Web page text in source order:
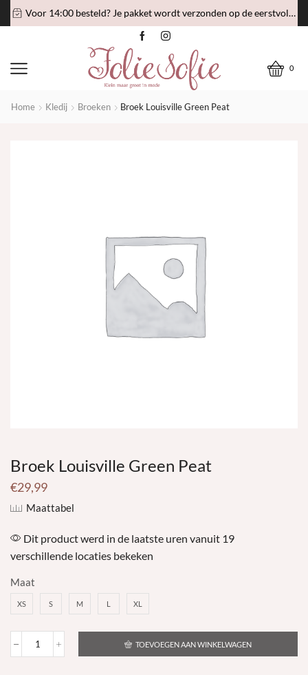
Voor 14:00 besteld? Je pakket wordt verzonden op de eerstvolgende verzenddag!
0
Home Kledij Broeken Broek Louisville Green Peat
Broek Louisville Green Peat
€29,99
Maattabel
Dit product werd in de laatste uren vanuit 19
verschillende locaties bekeken
Maat
XS S M L XL
Broek
TOEVOEGEN AAN WINKELWAGEN